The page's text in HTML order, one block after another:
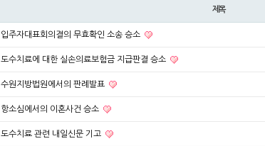
제목
입주자대표회의결의 무효확인 소송 승소
도수치료에 대한 실손의료보험금 지급판결 승소
수원지방법원에서의 판례발표
항소심에서의 이혼사건 승소
도수치료 관련 내일신문 기고